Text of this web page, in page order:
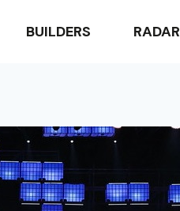
BUILDERS RADAR